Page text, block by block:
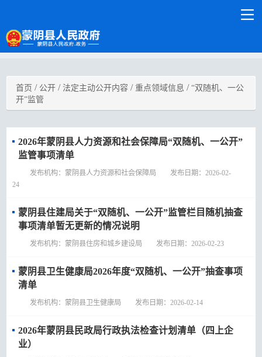
首页 / 公开 / 法定主动公开内容 /重点领域信息 /“双随机、一公
开”监管
2026年蒙阴县人力资源和社会保障局“双随机、一公开”
监管事项清单
发布机构：蒙阴县人力资源和社会保障局 发布日期：2026-02-
24
蒙阴县住建局关于“双随机、一公开”监管栏目随机抽查
事项清单暂无更新的情况说明
发布机构：蒙阴县住房和城乡建设局 发布日期：2026-02-23
蒙阴县卫生健康局2026年度“双随机、一公开”抽查事项
清单
发布机构：蒙阴县卫生健康局 发布日期：2026-02-14
2026年蒙阴县民政局行政执法检查计划清单（四上企
业）